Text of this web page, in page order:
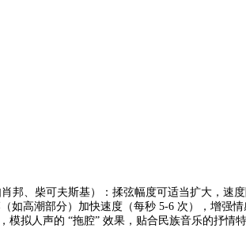
邦、柴可夫斯基）：揉弦幅度可适当扩大，速
如高潮部分）加快速度（每秒 5-6 次），增强
拟人声的 “拖腔” 效果，贴合民族音乐的抒情